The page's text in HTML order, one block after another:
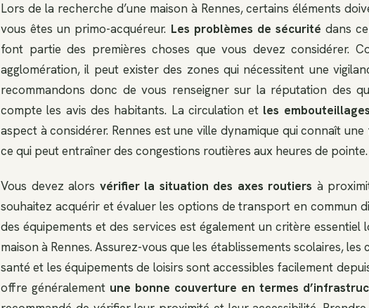
Lors de la recherche d’une maison à Rennes, certains éléments
vous êtes un primo-acquéreur. Les problèmes de sécurité dans
font partie des premières choses que vous devez considérer.
agglomération, il peut exister des zones qui nécessitent une
recommandons donc de vous renseigner sur la réputation des
compte les avis des habitants. La circulation et les embouteillages
aspect à considérer. Rennes est une ville dynamique qui connaît
ce qui peut entraîner des congestions routières aux heures de pointe.
Vous devez alors vérifier la situation des axes routiers à
souhaitez acquérir et évaluer les options de transport en commun
des équipements et des services est également un critère essentiel
maison à Rennes. Assurez-vous que les établissements scolaires, les
santé et les équipements de loisirs sont accessibles facilement
offre généralement une bonne couverture en termes